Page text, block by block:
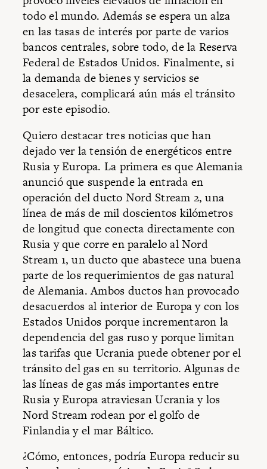
todo el mundo. Además se espera un alza
en las tasas de interés por parte de varios
bancos centrales, sobre todo, de la Reserva
Federal de Estados Unidos. Finalmente, si
la demanda de bienes y servicios se
desacelera, complicará aún más el tránsito
por este episodio.
Quiero destacar tres noticias que han
dejado ver la tensión de energéticos entre
Rusia y Europa. La primera es que Alemania
anunció que suspende la entrada en
operación del ducto Nord Stream 2, una
línea de más de mil doscientos kilómetros
de longitud que conecta directamente con
Rusia y que corre en paralelo al Nord
Stream 1, un ducto que abastece una buena
parte de los requerimientos de gas natural
de Alemania. Ambos ductos han provocado
desacuerdos al interior de Europa y con los
Estados Unidos porque incrementaron la
dependencia del gas ruso y porque limitan
las tarifas que Ucrania puede obtener por el
tránsito del gas en su territorio. Algunas de
las líneas de gas más importantes entre
Rusia y Europa atraviesan Ucrania y los
Nord Stream rodean por el golfo de
Finlandia y el mar Báltico.
¿Cómo, entonces, podría Europa reducir su